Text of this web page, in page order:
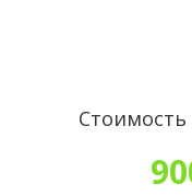
Стоимость